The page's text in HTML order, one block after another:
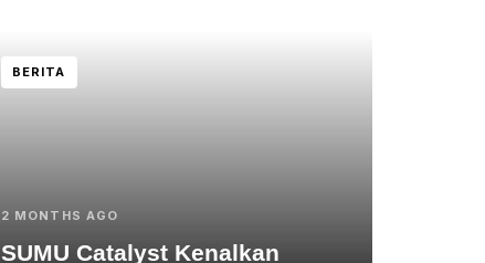
BERITA
2 MONTHS AGO
SUMU Catalyst Kenalkan